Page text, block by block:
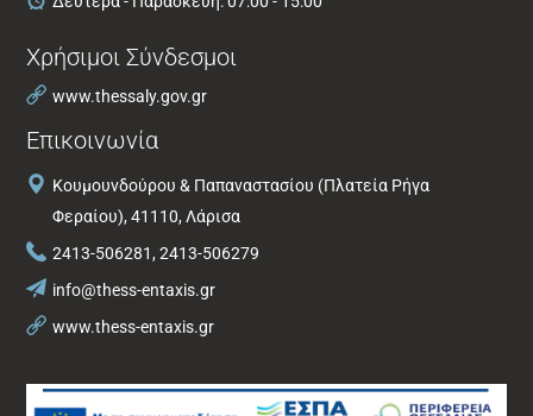
Χρήσιμοι Σύνδεσμοι
www.thessaly.gov.gr
Επικοινωνία
Κουμουνδούρου & Παπαναστασίου (Πλατεία Ρήγα
Φεραίου), 41110, Λάρισα
2413-506281, 2413-506279
info@thess-entaxis.gr
www.thess-entaxis.gr